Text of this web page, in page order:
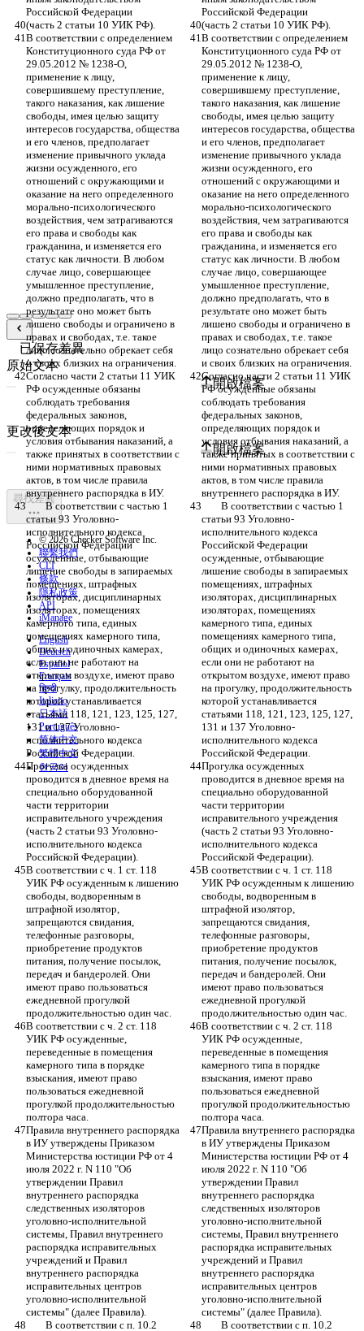
Российской Федерации
Российской Федерации
(часть 2 статьи 10 УИК РФ).
(часть 2 статьи 10 УИК РФ).
В соответствии с определением
Конституционного суда РФ от
29.05.2012 № 1238-О,
применение к лицу,
совершившему преступление,
такого наказания, как лишение
свободы, имея целью защиту
интересов государства, общества
и его членов, предполагает
изменение привычного уклада
жизни осужденного, его
отношений с окружающими и
оказание на него определенного
морально-психологического
воздействия, чем затрагиваются
его права и свободы как
гражданина, и изменяется его
статус как личности. В любом
случае лицо, совершающее
умышленное преступление,
должно предполагать, что в
результате оно может быть
лишено свободы и ограничено в
правах и свободах, т.е. такое
лицо сознательно обрекает себя
и своих близких на ограничения.
В соответствии с определением
Конституционного суда РФ от
29.05.2012 № 1238-О,
применение к лицу,
совершившему преступление,
такого наказания, как лишение
свободы, имея целью защиту
интересов государства, общества
и его членов, предполагает
изменение привычного уклада
жизни осужденного, его
отношений с окружающими и
оказание на него определенного
морально-психологического
воздействия, чем затрагиваются
его права и свободы как
гражданина, и изменяется его
статус как личности. В любом
случае лицо, совершающее
умышленное преступление,
должно предполагать, что в
результате оно может быть
лишено свободы и ограничено в
правах и свободах, т.е. такое
лицо сознательно обрекает себя
и своих близких на ограничения.
Согласно части 2 статьи 11 УИК
РФ осужденные обязаны
соблюдать требования
федеральных законов,
определяющих порядок и
условия отбывания наказаний, а
также принятых в соответствии с
ними нормативных правовых
актов, в том числе правила
внутреннего распорядка в ИУ.
Согласно части 2 статьи 11 УИК
РФ осужденные обязаны
соблюдать требования
федеральных законов,
определяющих порядок и
условия отбывания наказаний, а
также принятых в соответствии с
ними нормативных правовых
актов, в том числе правила
внутреннего распорядка в ИУ.
	В соответствии с частью 1
статьи 93 Уголовно-
исполнительного кодекса
Российской Федерации
осужденные, отбывающие
лишение свободы в запираемых
помещениях, штрафных
изоляторах, дисциплинарных
изоляторах, помещениях
камерного типа, единых
помещениях камерного типа,
общих и одиночных камерах,
если они не работают на
открытом воздухе, имеют право
на прогулку, продолжительность
которой устанавливается
статьями 118, 121, 123, 125, 127,
131 и 137 Уголовно-
исполнительного кодекса
Российской Федерации.
статьи 93 Уголовно-
исполнительного кодекса
Российской Федерации
осужденные, отбывающие
лишение свободы в запираемых
помещениях, штрафных
изоляторах, дисциплинарных
изоляторах, помещениях
камерного типа, единых
помещениях камерного типа,
общих и одиночных камерах,
если они не работают на
открытом воздухе, имеют право
на прогулку, продолжительность
которой устанавливается
статьями 118, 121, 123, 125, 127,
131 и 137 Уголовно-
исполнительного кодекса
Российской Федерации.
Прогулка осужденных
проводится в дневное время на
специально оборудованной
части территории
исправительного учреждения
(часть 2 статьи 93 Уголовно-
исполнительного кодекса
Российской Федерации).
Прогулка осужденных
проводится в дневное время на
специально оборудованной
части территории
исправительного учреждения
(часть 2 статьи 93 Уголовно-
исполнительного кодекса
Российской Федерации).
В соответствии с ч. 1 ст. 118
УИК РФ осужденным к лишению
свободы, водворенным в
штрафной изолятор,
запрещаются свидания,
телефонные разговоры,
приобретение продуктов
питания, получение посылок,
передач и бандеролей. Они
имеют право пользоваться
ежедневной прогулкой
продолжительностью один час.
В соответствии с ч. 1 ст. 118
УИК РФ осужденным к лишению
свободы, водворенным в
штрафной изолятор,
запрещаются свидания,
телефонные разговоры,
приобретение продуктов
питания, получение посылок,
передач и бандеролей. Они
имеют право пользоваться
ежедневной прогулкой
продолжительностью один час.
В соответствии с ч. 2 ст. 118
УИК РФ осужденные,
переведенные в помещения
камерного типа в порядке
взыскания, имеют право
пользоваться ежедневной
прогулкой продолжительностью
полтора часа.
В соответствии с ч. 2 ст. 118
УИК РФ осужденные,
переведенные в помещения
камерного типа в порядке
взыскания, имеют право
пользоваться ежедневной
прогулкой продолжительностью
полтора часа.
Правила внутреннего распорядка
в ИУ утверждены Приказом
Министерства юстиции РФ от 4
июля 2022 г. N 110 "Об
утверждении Правил
внутреннего распорядка
следственных изоляторов
уголовно-исполнительной
системы, Правил внутреннего
распорядка исправительных
учреждений и Правил
внутреннего распорядка
исправительных центров
уголовно-исполнительной
системы" (далее Правила).
Правила внутреннего распорядка
в ИУ утверждены Приказом
Министерства юстиции РФ от 4
июля 2022 г. N 110 "Об
утверждении Правил
внутреннего распорядка
следственных изоляторов
уголовно-исполнительной
системы, Правил внутреннего
распорядка исправительных
учреждений и Правил
внутреннего распорядка
исправительных центров
уголовно-исполнительной
системы" (далее Правила).
已保存差異
原始文本
開啟檔案
更改後文本
開啟檔案
尋找差異
© 2026 Checker Software Inc.
聯繫我們
CLI
條款
隱私政策
API
iManage
English
Deutsch
Español
Français
हिन्दी
Italiano
日本語
Português
简体中文
繁體中文
한국어